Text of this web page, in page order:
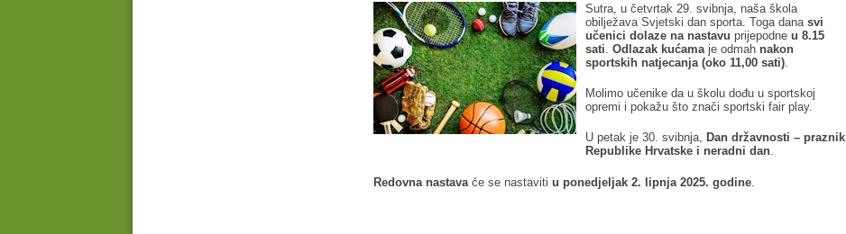
Sutra, u četvrtak 29. svibnja, naša škola
obilježava Svjetski dan sporta. Toga danasvi
učenici dolaze na nastavuprijepodneu 8.15
sati .Odlazak kućama je odmah nakon
sportskih natjecanja (oko 11,00 sati)
Molimo učenike da u školu dođu u sportskoj
opremi i pokažu što znači sportski fair play.
U petak je 30. svibnja, Dan državnosti – praznik
Republike Hrvatske i neradni dan.
Redovna nastava će se nastavitiu ponedjeljak 2. lipnja 2025. godine